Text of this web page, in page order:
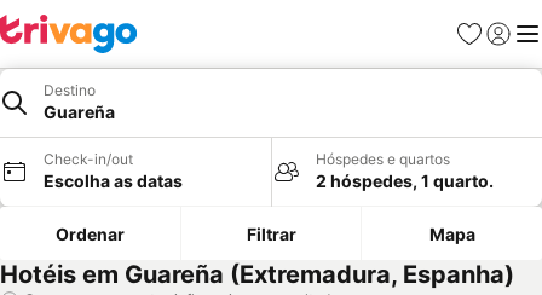
Favoritos
Iniciar
Destino
Guareña
Check-in/out
Escolha as datas
Hóspedes e quartos
2 hóspedes, 1 quarto.
Ordenar Filtrar Mapa
Hotéis em Guareña (Extremadura, Espanha)